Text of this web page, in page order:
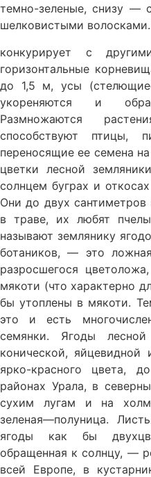
темно-зеленые, сни­зу —
шелко­вистыми
конкурирует с
горизонтальные
до 1,5 м, усы
укореняются и
Размножаются
способствуют птицы,
перено­сящие ее семена
цветки лесной
солнцем буграх и
Они до двух
в траве, их любят
называют земляни­ку
бота­ников, — это
разросшегося
мякоти (что характерно
бы утопле­ны в мякоти.
это и есть
семянки. Ягоды лесной
конической,
ярко-красно­го
районах Урала, в
сухим лугам и на
зеленая—полуница.
ягоды как бы
обращенная к солнцу, —
всей Европе, в